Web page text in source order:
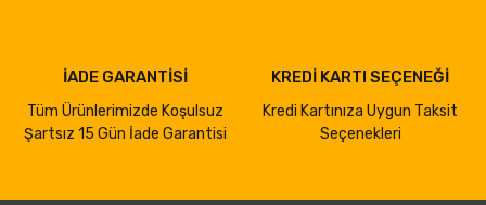
İADE GARANTİSİ
Tüm Ürünlerimizde Koşulsuz
Şartsız 15 Gün İade Garantisi
KREDİ KARTI SEÇENEĞİ
Kredi Kartınıza Uygun Taksit
Seçenekleri